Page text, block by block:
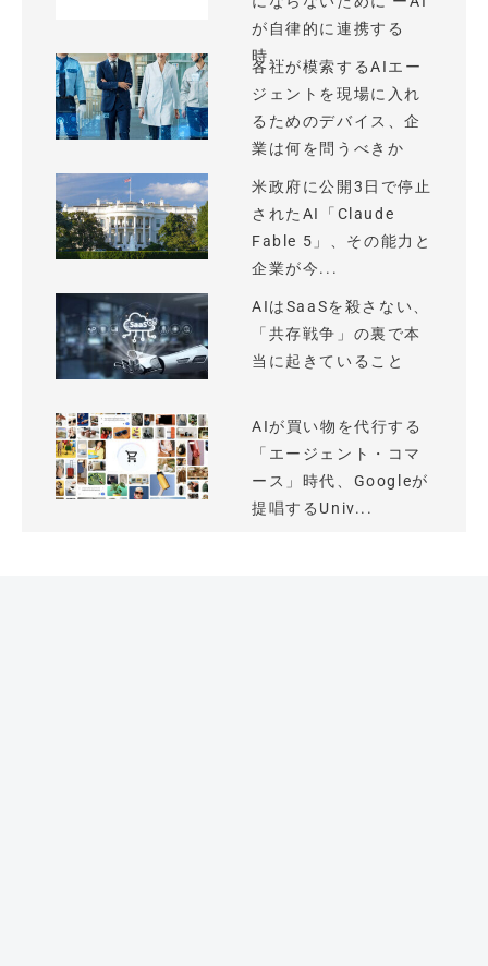
が自律的に連携する
時...
各社が模索するAIエー
ジェントを現場に入れ
るためのデバイス、企
業は何を問うべきか
米政府に公開3日で停止
されたAI「Claude
Fable 5」、その能力と
企業が今...
AIはSaaSを殺さない、
「共存戦争」の裏で本
当に起きていること
AIが買い物を代行する
「エージェント・コマ
ース」時代、Googleが
提唱するUniv...